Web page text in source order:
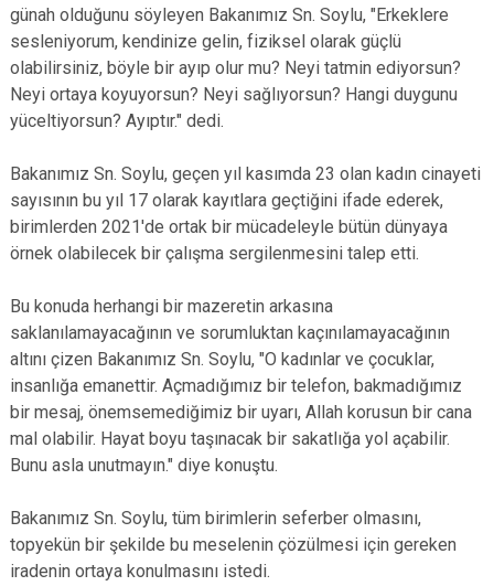
günah olduğunu söyleyen Bakanımız Sn. Soylu, "Erkeklere
sesleniyorum, kendinize gelin, fiziksel olarak güçlü
olabilirsiniz, böyle bir ayıp olur mu? Neyi tatmin ediyorsun?
Neyi ortaya koyuyorsun? Neyi sağlıyorsun? Hangi duygunu
yüceltiyorsun? Ayıptır." dedi.
Bakanımız Sn. Soylu, geçen yıl kasımda 23 olan kadın cinayeti
sayısının bu yıl 17 olarak kayıtlara geçtiğini ifade ederek,
birimlerden 2021'de ortak bir mücadeleyle bütün dünyaya
örnek olabilecek bir çalışma sergilenmesini talep etti.
Bu konuda herhangi bir mazeretin arkasına
saklanılamayacağının ve sorumluktan kaçınılamayacağının
altını çizen Bakanımız Sn. Soylu, "O kadınlar ve çocuklar,
insanlığa emanettir. Açmadığımız bir telefon, bakmadığımız
bir mesaj, önemsemediğimiz bir uyarı, Allah korusun bir cana
mal olabilir. Hayat boyu taşınacak bir sakatlığa yol açabilir.
Bunu asla unutmayın." diye konuştu.
Bakanımız Sn. Soylu, tüm birimlerin seferber olmasını,
topyekün bir şekilde bu meselenin çözülmesi için gereken
iradenin ortaya konulmasını istedi.